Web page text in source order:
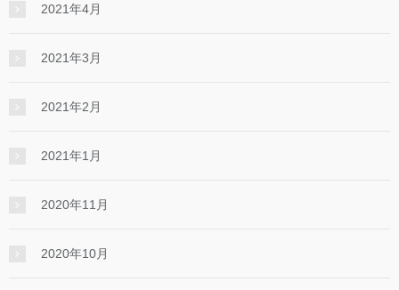
2021年4月
2021年3月
2021年2月
2021年1月
2020年11月
2020年10月